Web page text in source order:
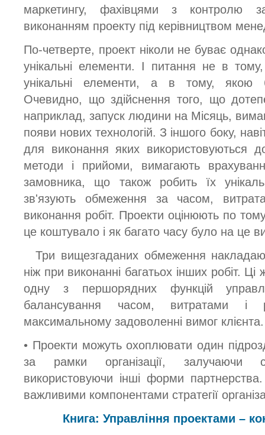
маркетингу, фахівцями з контролю
виконанням проекту під керівництвом
По-четверте, проект ніколи не буває
унікальні елементи. І питання не в
унікальні елементи, а в тому, якою
Очевидно, що здійснення того, що
наприклад, запуск людини на Місяць,
появи нових технологій. З іншого боку,
для виконання яких використовуються
методи і прийоми, вимагають
замовника, що також робить їх
зв'язують обмеження за часом,
виконання робіт. Проекти оцінюють по
це коштувало і як багато часу було на це
Три вищезгаданих обмеження
ніж при виконанні багатьох інших робіт.
одну з першорядних функцій
балансування часом, витратами і
максимальному задоволенні вимог клієнта.
• Проекти можуть охоплювати один
за рамки організації, залучаючи
використовуючи інші форми
важливими компонентами стратегії
Книга: Управління проектами –